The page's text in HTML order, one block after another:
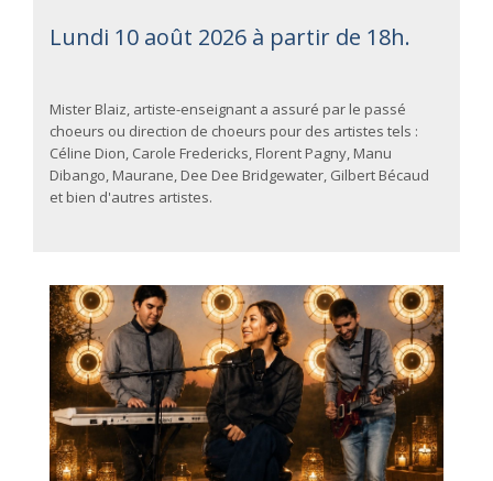
Lundi 10 août 2026 à partir de 18h.
Mister Blaiz, artiste-enseignant a assuré par le passé
choeurs ou direction de choeurs pour des artistes tels :
Céline Dion, Carole Fredericks, Florent Pagny, Manu
Dibango, Maurane, Dee Dee Bridgewater, Gilbert Bécaud
et bien d'autres artistes.